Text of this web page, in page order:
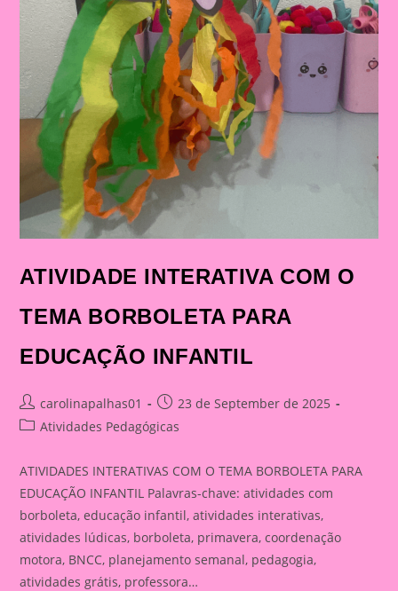
ATIVIDADE INTERATIVA COM O
TEMA BORBOLETA PARA
EDUCAÇÃO INFANTIL
Post
author:
carolinapalhas01
Post
published:
23 de September de 2025
PostAtividades Pedagógicas
ATIVIDADES INTERATIVAS COM O TEMA BORBOLETA PARA
EDUCAÇÃO INFANTIL Palavras-chave: atividades com
borboleta, educação infantil, atividades interativas,
atividades lúdicas, borboleta, primavera, coordenação
motora, BNCC, planejamento semanal, pedagogia,
atividades grátis, professora…